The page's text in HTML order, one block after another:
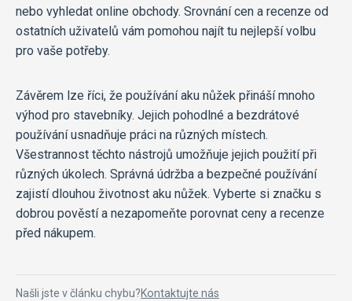
nebo vyhledat online obchody. Srovnání cen a recenze od
ostatních uživatelů vám pomohou najít tu nejlepší volbu
pro vaše potřeby.
Závěrem lze říci, že používání aku nůžek přináší mnoho
výhod pro stavebníky. Jejich pohodlné a bezdrátové
používání usnadňuje práci na různých místech.
Všestrannost těchto nástrojů umožňuje jejich použití při
různých úkolech. Správná údržba a bezpečné používání
zajistí dlouhou životnost aku nůžek. Vyberte si značku s
dobrou pověstí a nezapomeňte porovnat ceny a recenze
před nákupem.
Našli jste v článku chybu?Kontaktujte nás